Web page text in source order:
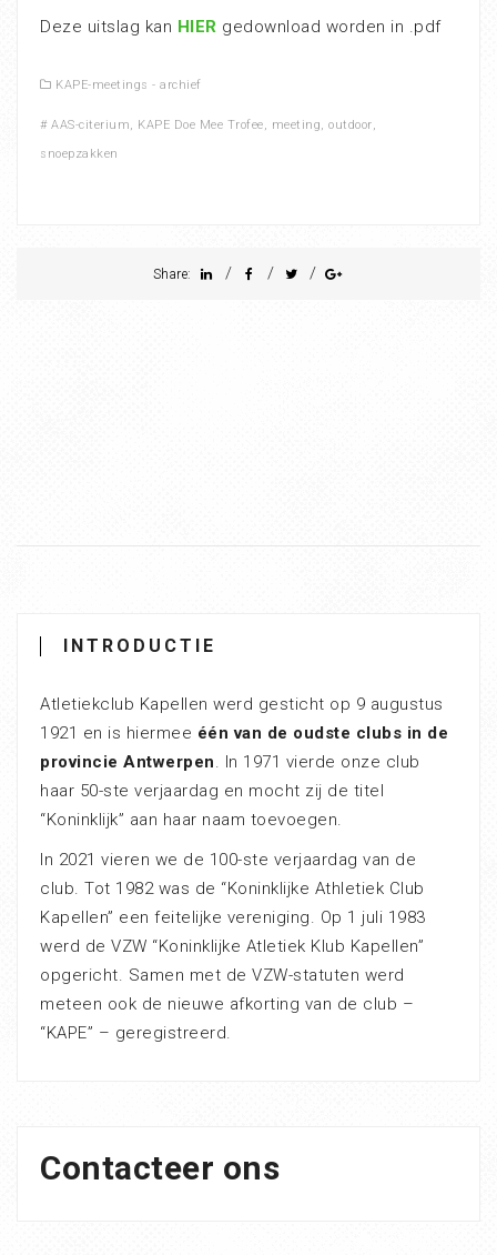
Deze uitslag kan HIER gedownload worden in .pdf
KAPE-meetings - archief
# AAS-citerium, KAPE Doe Mee Trofee, meeting, outdoor,
snoepzakken
Share: / / /
INTRODUCTIE
Atletiekclub Kapellen werd gesticht op 9 augustus
1921 en is hiermee één van de oudste clubs in de
provincie Antwerpen. In 1971 vierde onze club
haar 50-ste verjaardag en mocht zij de titel
“Koninklijk” aan haar naam toevoegen.
In 2021 vieren we de 100-ste verjaardag van de
club. Tot 1982 was de “Koninklijke Athletiek Club
Kapellen” een feitelijke vereniging. Op 1 juli 1983
werd de VZW “Koninklijke Atletiek Klub Kapellen”
opgericht. Samen met de VZW-statuten werd
meteen ook de nieuwe afkorting van de club –
“KAPE” – geregistreerd.
Contacteer ons